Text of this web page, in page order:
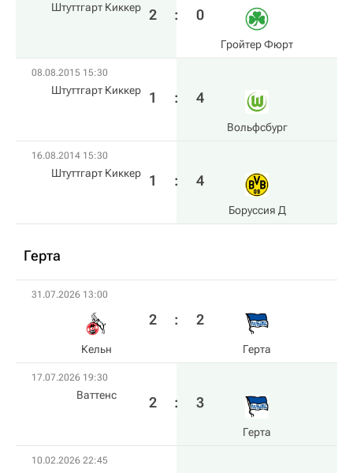
Штуттгарт Киккер 2 : 0
Гройтер Фюрт
08.08.2015 15:30
Штуттгарт Киккер 1 : 4
Вольфсбург
16.08.2014 15:30
Штуттгарт Киккер 1 : 4
Боруссия Д
Герта
31.07.2026 13:00
Кельн
2 : 2
Герта
17.07.2026 19:30
Ваттенс 2 : 3
Герта
10.02.2026 22:45